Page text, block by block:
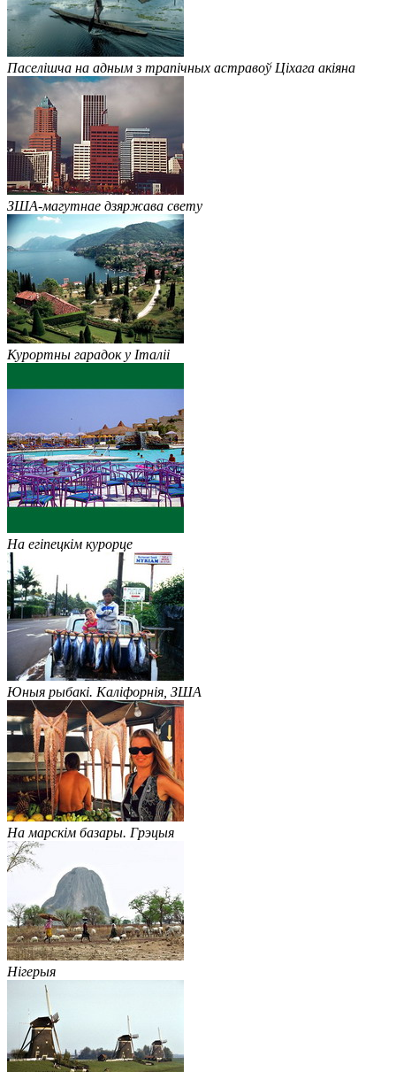
Паселішча на адным з трапічных астравоў Ціхага акіяна
ЗША-магутнае дзяржава свету
Курортны гарадок у Італіі
На егіпецкім курорце
Юныя рыбакі. Каліфорнія, ЗША
На марскім базары. Грэцыя
Нігерыя